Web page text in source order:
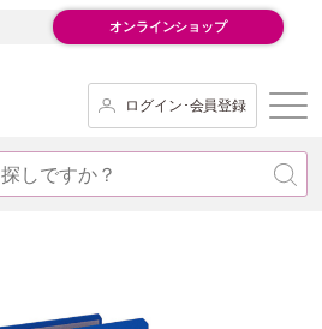
オンラインショップ
ログイン･会員登録